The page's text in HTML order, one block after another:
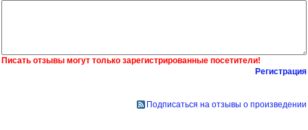
Писать отзывы могут только зарегистрированные посетители!
Регистрация
Подписаться на отзывы о произведении